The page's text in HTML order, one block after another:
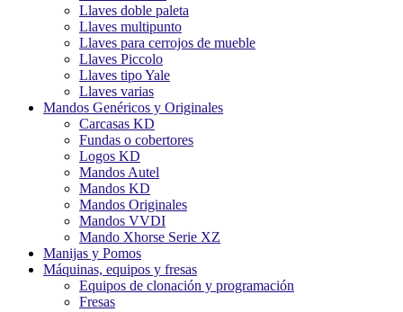
Llaves doble paleta
Llaves multipunto
Llaves para cerrojos de mueble
Llaves Piccolo
Llaves tipo Yale
Llaves varias
Mandos Genéricos y Originales
Carcasas KD
Fundas o cobertores
Logos KD
Mandos Autel
Mandos KD
Mandos Originales
Mandos VVDI
Mando Xhorse Serie XZ
Manijas y Pomos
Máquinas, equipos y fresas
Equipos de clonación y programación
Fresas